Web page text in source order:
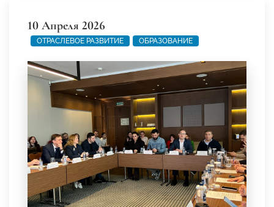
10 Апреля 2026
ОТРАСЛЕВОЕ РАЗВИТИЕ ОБРАЗОВАНИЕ